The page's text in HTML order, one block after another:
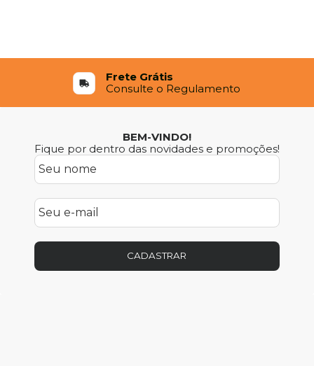
Frete Grátis
Consulte o Regulamento
BEM-VINDO!
Fique por dentro das novidades e promoções!
CADASTRAR